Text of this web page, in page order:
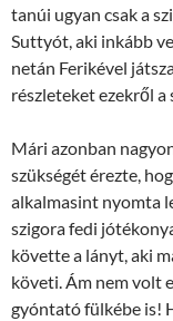
tanúi ugyan csak a
Suttyót, aki inkább
netán Ferikével
részleteket ezekről a
Mári azonban
szükségét érezte,
alkalmasint nyomta
szigora fedi
követte a lányt, aki
követi. Ám nem volt
gyóntató fülkébe is!